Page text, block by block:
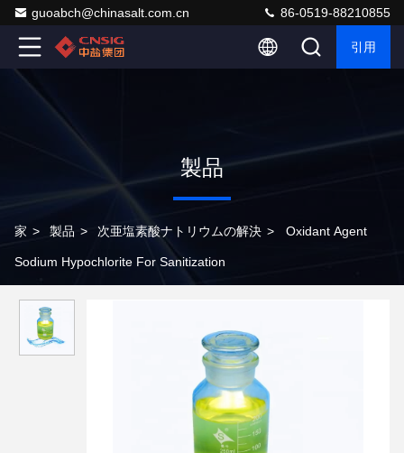
guoabch@chinasalt.com.cn 86-0519-88210855
引用
製品
家 > 製品 > 次亜塩素酸ナトリウムの解決 > Oxidant Agent
Sodium Hypochlorite For Sanitization